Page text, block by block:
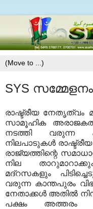
SYS
രാഷ്ട്രീയ നേതൃത്വം
സാമൂഹിക
നടത്തി വരുന്ന
നിലപാടുകള്‍
രാജ്യത്തിന്റെ
നില
മദ്‌റസകളും
വരുന്ന കാന്തപുരം
നേതാക്കള്‍ അതില്‍
പക്ഷം അത്തരം